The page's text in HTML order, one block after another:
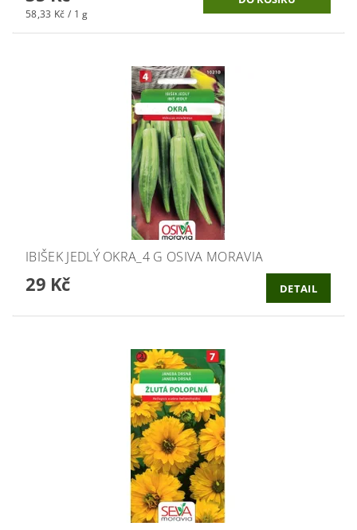
58,33 Kč / 1 g
IBIŠEK JEDLÝ OKRA_4 G OSIVA MORAVIA
29 Kč DETAIL